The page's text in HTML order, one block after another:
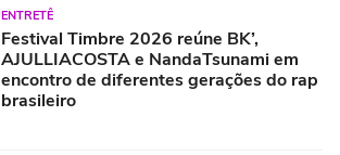
ENTRETÊ
Festival Timbre 2026 reúne BK’,
AJULLIACOSTA e NandaTsunami em
encontro de diferentes gerações do rap
brasileiro